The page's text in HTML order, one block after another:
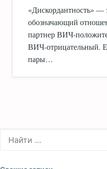
«Дискордантность» —
обозначающий
партнер ВИЧ-
ВИЧ-отрицательный.
пары…